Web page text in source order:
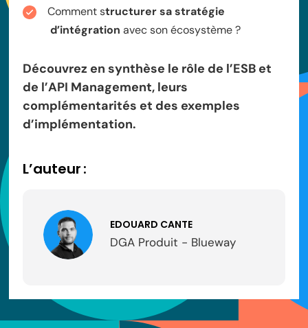
Comment structurer sa stratégie
d’intégration avec son écosystème ?
Découvrez en synthèse le rôle de l’ESB et
de l’API Management, leurs
complémentarités et des exemples
d’implémentation.
L’auteur :
EDOUARD CANTE
DGA Produit - Blueway